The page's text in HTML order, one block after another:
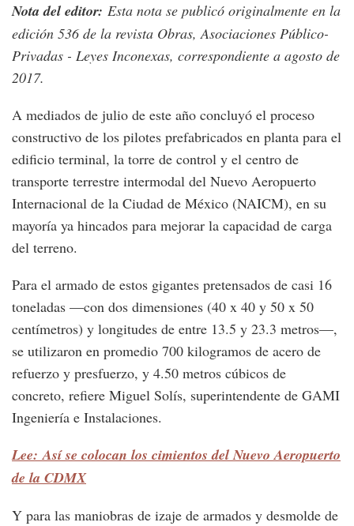
Nota del editor: Esta nota se publicó originalmente en la
edición 536 de la revista Obras, Asociaciones Público-
Privadas - Leyes Inconexas, correspondiente a agosto de
2017.
A mediados de julio de este año concluyó el proceso
constructivo de los pilotes prefabricados en planta para el
edificio terminal, la torre de control y el centro de
transporte terrestre intermodal del Nuevo Aeropuerto
Internacional de la Ciudad de México (NAICM), en su
mayoría ya hincados para mejorar la capacidad de carga
del terreno.
Para el armado de estos gigantes pretensados de casi 16
toneladas —con dos dimensiones (40 x 40 y 50 x 50
centímetros) y longitudes de entre 13.5 y 23.3 metros—,
se utilizaron en promedio 700 kilogramos de acero de
refuerzo y presfuerzo, y 4.50 metros cúbicos de
concreto, refiere Miguel Solís, superintendente de GAMI
Ingeniería e Instalaciones.
Lee: Así se colocan los cimientos del Nuevo Aeropuerto
de la CDMX
Y para las maniobras de izaje de armados y desmolde de